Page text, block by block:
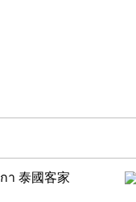
า 泰國客家